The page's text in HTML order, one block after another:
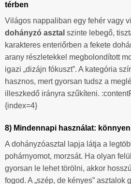
térben
Világos nappaliban egy fehér vagy
dohányzó asztal szinte lebegő,
karakteres enteriőrben a fekete
arany részletekkel megbolondított
igazi „dizájn fókuszt”. A kategória
hasznos, mert gyorsan tudsz a
illeszkedő irányra szűkíteni.
{index=4}
8) Mindennapi használat:
A dohányzóasztal lapja látja a
pohárnyomot, morzsát. Ha olyan
gyorsan le lehet törölni, akkor
fogod. A „szép, de kényes” asztalok